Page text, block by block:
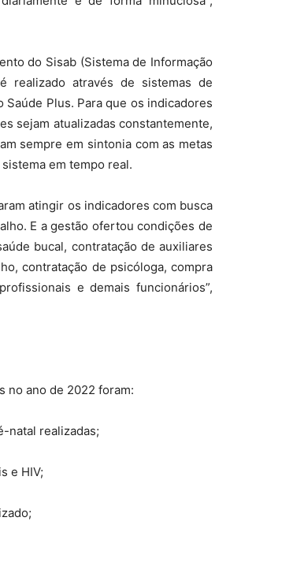
do Sisab (Sistema de Informação
realizado através de sistemas de
Plus. Para que os indicadores
sejam atualizadas constantemente,
sempre em sintonia com as metas
em tempo real.
atingir os indicadores com busca
E a gestão ofertou condições de
bucal, contratação de auxiliares
contratação de psicóloga, compra
e demais funcionários”,
no ano de 2022 foram:
natal realizadas;
e HIV;